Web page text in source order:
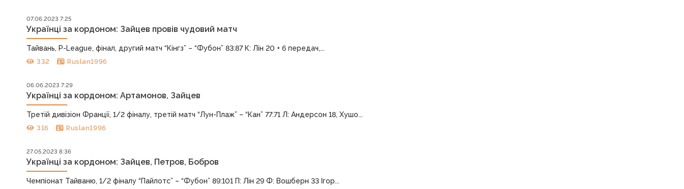
07.06.2023 7:25
Українці за кордоном: Зайцев провів чудовий матч
Тайвань, P-League, фінал, другий матч “Кінгз” – “Фубон” 83:87 К: Лін 20 + 6 передач,...
332 Ruslan1996
06.06.2023 7:29
Українці за кордоном: Артамонов, Зайцев
Третій дивізіон Франції, 1/2 фіналу, третій матч “Лун-Плаж” – “Кан” 77:71 Л: Андерсон 18, Хушо...
316 Ruslan1996
27.05.2023 8:36
Українці за кордоном: Зайцев, Петров, Бобров
Чемпіонат Тайваню, 1/2 фіналу “Пайлотс” – “Фубон” 89:101 П: Лін 29 Ф: Вошберн 33 Ігор...